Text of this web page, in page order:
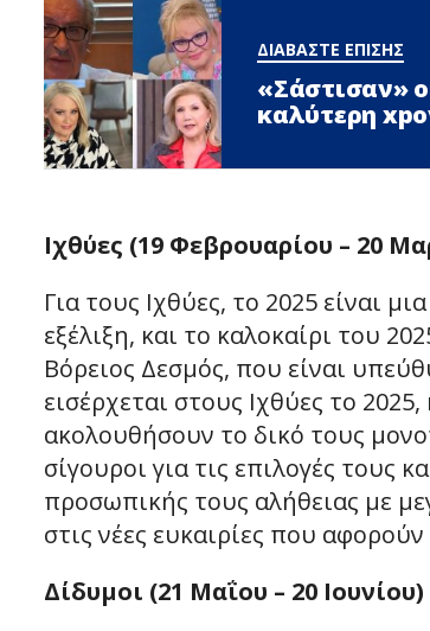
ΔΙΑΒΑΣΤΕ ΕΠΙΣΗΣ
«Σάστισαν»
καλύτερη
Ιχθύες (19 Φεβρουαρίου – 20
Για τους Ιχθύες, το 2025 είναι
εξέλιξη, και το καλοκαίρι του
Βόρειος Δεσμός, που είναι
εισέρχεται στους Ιχθύες το
ακολουθήσουν το δικό τους
σίγουροι για τις επιλογές
προσωπικής τους αλήθειας με
στις νέες ευκαιρίες που
Δίδυμοι (21 Μαΐου – 20 Ιουνίου)